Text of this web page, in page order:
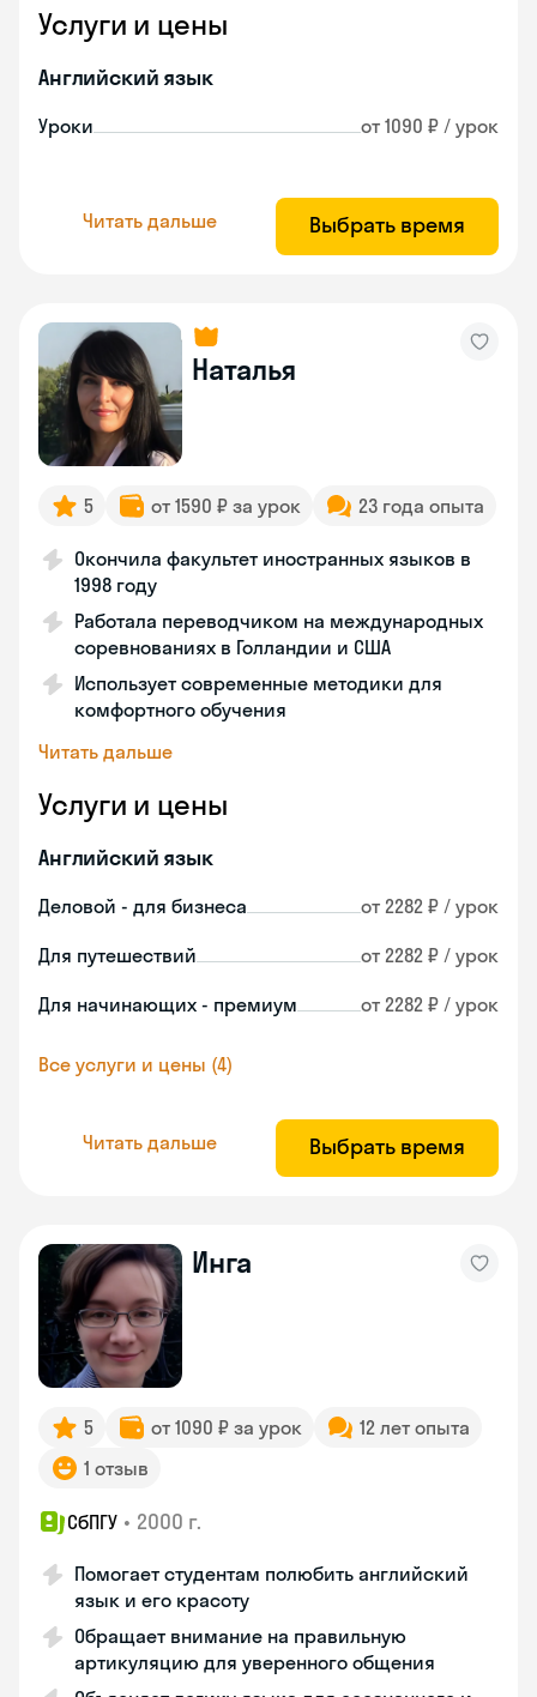
Услуги и цены
Английский язык
Уроки от 1090 ₽ / урок
Читать дальше Выбрать время
Наталья
5 от 1590 ₽ за урок 23 года опыта
Окончила факультет иностранных языков в
1998 году
Работала переводчиком на международных
соревнованиях в Голландии и США
Использует современные методики для
комфортного обучения
Читать дальше
Услуги и цены
Английский язык
Деловой - для бизнеса от 2282 ₽ / урок
Для путешествий от 2282 ₽ / урок
Для начинающих - премиум от 2282 ₽ / урок
Все услуги и цены (4)
Читать дальше Выбрать время
Инга
5 от 1090 ₽ за урок
12 лет опыта
1 отзыв
СбПГУ • 2000 г.
Помогает студентам полюбить английский
язык и его красоту
Обращает внимание на правильную
артикуляцию для уверенного общения